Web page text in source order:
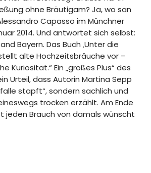
ohne Bräutigam? Ja, wo san
Capasso im Münchner
2014. Und antwortet sich selbst:
Bayern. Das Buch ‚Unter die
alte Hochzeitsbräuche vor –
Kuriosität.“ Ein „großes Plus“ des
Urteil, dass Autorin Martina Sepp
stapft“, sondern sachlich und
trocken erzählt. Am Ende
jeden Brauch von damals wünscht